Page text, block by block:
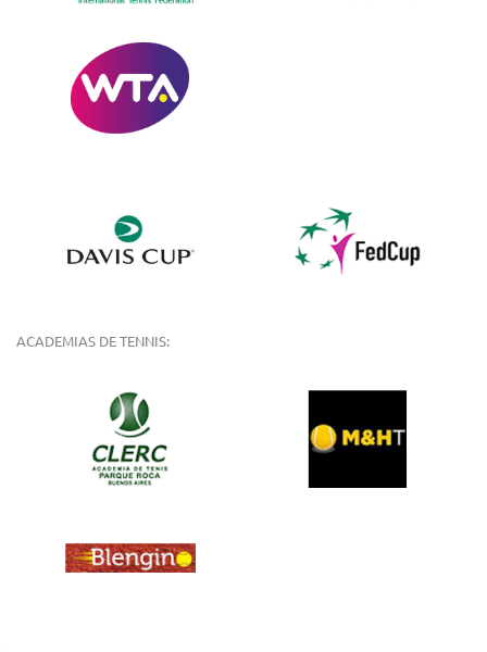
ACADEMIAS DE TENNIS: